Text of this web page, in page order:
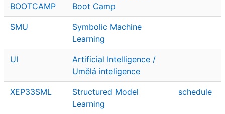
BOOTCAMP
Boot Camp
SMU
Symbolic Machine
Learning
UI
Artificial Intelligence /
Umělá inteligence
XEP33SML
Structured Model
Learning
schedule